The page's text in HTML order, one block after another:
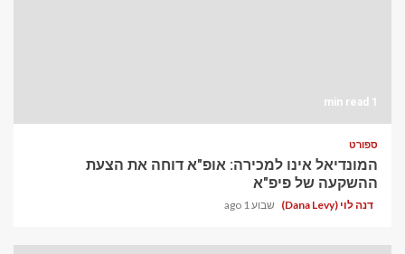
1 min read
ספורט
המונדיאל אינו למכירה: אופ"א דוחה את הצעת
ההשקעה של פיפ"א
דנה לוי (Dana Levy) שבוע 1 ago